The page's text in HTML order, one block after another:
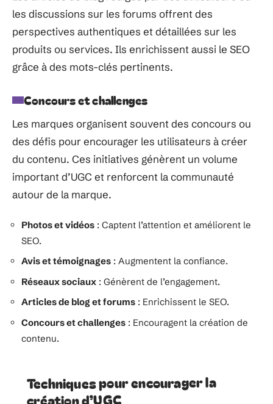
les discussions sur les forums offrent des
perspectives authentiques et détaillées sur les
produits ou services. Ils enrichissent aussi le SEO
grâce à des mots-clés pertinents.
Concours et challenges
Les marques organisent souvent des concours ou
des défis pour encourager les utilisateurs à créer
du contenu. Ces initiatives génèrent un volume
important d’UGC et renforcent la communauté
autour de la marque.
Photos et vidéos : Captent l’attention et améliorent le
SEO.
Avis et témoignages : Augmentent la confiance.
Réseaux sociaux : Génèrent de l’engagement.
Articles de blog et forums : Enrichissent le SEO.
Concours et challenges : Encouragent la création de
contenu.
Techniques pour encourager la
création d’UGC